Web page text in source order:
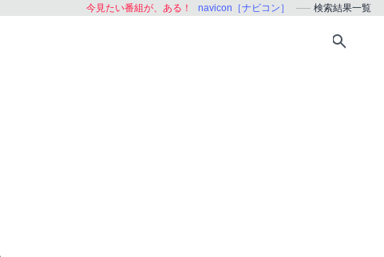
今見たい番組が、ある！ navicon［ナビコン］ 検索結果一覧